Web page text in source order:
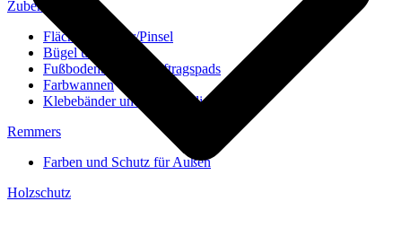
Zubehör
Flächenstreicher/Pinsel
Bügel und Rollen
Fußbodenbürsten/Auftragspads
Farbwannen
Klebebänder und Abdeckvlies
Remmers
Farben und Schutz für Außen
Holzschutz